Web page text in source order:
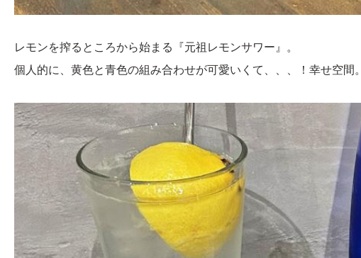
レモンを搾るところから始まる『元祖レモンサワー』。
個人的に、黄色と青色の組み合わせが可愛いくて、、、！幸せ空間。